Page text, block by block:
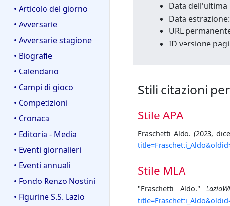
• Articolo del giorno
• Avversarie
• Avversarie stagione
• Biografie
• Calendario
• Campi di gioco
• Competizioni
• Cronaca
• Editoria - Media
• Eventi giornalieri
• Eventi annuali
• Fondo Renzo Nostini
• Figurine S.S. Lazio
Data dell'ultima
Data
URL
ID versione
Stili citazioni
Stile APA
Fraschetti Aldo. (2023,
Stile MLA
"Fraschetti Aldo."